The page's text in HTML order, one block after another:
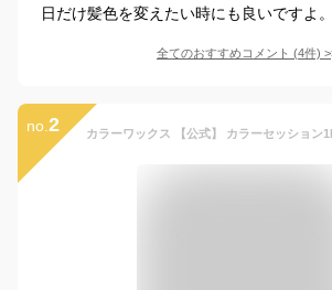
日だけ髪色を変えたい時にも良いですよ。
全てのおすすめコメント (4件) >
no. 2